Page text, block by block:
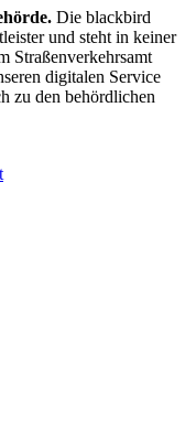
Die blackbird
und steht in keiner
Straßenverkehrsamt
digitalen Service
zu den behördlichen